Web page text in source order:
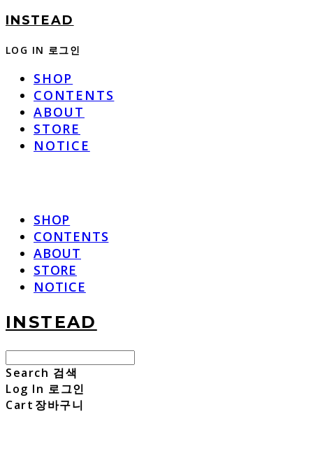
INSTEAD
LOG IN 로그인
SHOP
CONTENTS
ABOUT
STORE
NOTICE
SHOP
CONTENTS
ABOUT
STORE
NOTICE
INSTEAD
Search 검색
Log In 로그인
Cart 장바구니